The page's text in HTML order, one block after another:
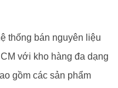
thống bán nguyên liệu
với kho hàng đa dạng
gồm các sản phẩm